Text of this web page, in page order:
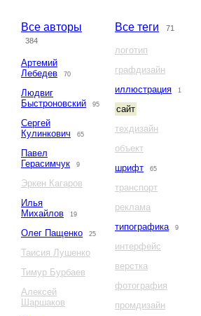
Все авторы
384
Артемий
Лебедев
70
Людвиг
Быстроновский
95
Сергей
Кулинкович
65
Павел
Герасимчук
9
Эркен Кагаров
Илья
Михайлов
19
Олег Пащенко 25
Таисия Лушенко
Тимур Бурбаев
Алексей
Шаршаков
Все теги 71
логотип
графдизайн
иллюстрация
1
сайт
техдизайн
объект
шрифт
65
транспорт
реклама
типографика
9
интерфейс
верстка
фотография
промдизайн